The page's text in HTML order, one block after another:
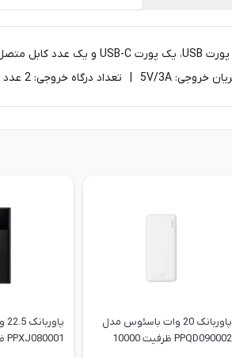
پاوربانک 20 وات باسئوس مدل
PPQD090002 ظرفیت 10000